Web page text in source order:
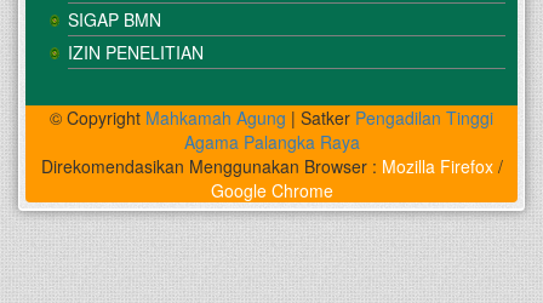
SIGAP BMN
IZIN PENELITIAN
© Copyright Mahkamah Agung | Satker Pengadilan Tinggi
Agama Palangka Raya
Direkomendasikan Menggunakan Browser : Mozilla Firefox/
Google Chrome